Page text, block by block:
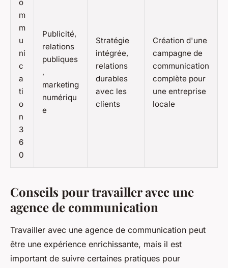
o
m
m
u
ni
c
a
ti
o
n
3
6
0
Publicité,
relations
publiques
,
marketing
numériqu
e
Stratégie
intégrée,
relations
durables
avec les
clients
Création d'une
campagne de
communication
complète pour
une entreprise
locale
Conseils pour travailler avec une
agence de communication
Travailler avec une agence de communication peut
être une expérience enrichissante, mais il est
important de suivre certaines pratiques pour